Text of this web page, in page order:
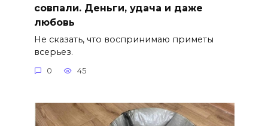
совпали. Деньги, удача и даже
любовь
Не сказать, что воспринимаю приметы
всерьез.
0 45